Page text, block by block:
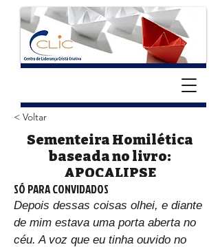
< Voltar
Sementeira Homilética
baseada no livro:
APOCALIPSE
SÓ PARA CONVIDADOS
Depois dessas coisas olhei, e diante
de mim estava uma porta aberta no
céu. A voz que eu tinha ouvido no